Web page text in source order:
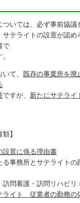
いては、必ず事前協議
テライトの設置が認め
で
いて、
既存の事業所を
ですが、 新たにサテライ
】
設置に係る理由書
務所とサテライトの
看護・訪問リハビリ
ライト 従業者の勤務の